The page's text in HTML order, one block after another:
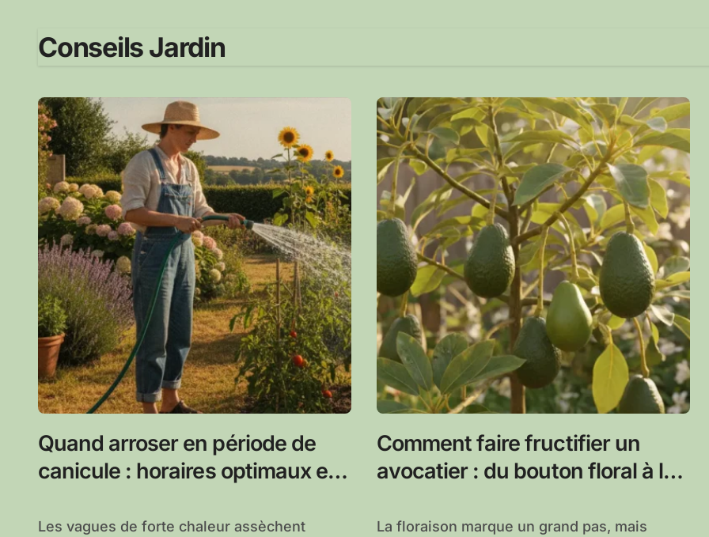
Conseils Jardin
Quand arroser en période de
canicule : horaires optimaux et
Les vagues de forte chaleur assèchent
Comment faire fructifier un
avocatier : du bouton floral à la
La floraison marque un grand pas, mais